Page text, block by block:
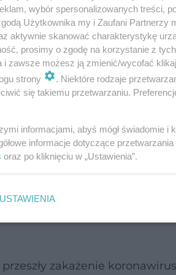
którzy byli poddani
19, tym bardziej zostały
w wyniku
są wynikiem
poprawę funkcji
twierdzą jednak, że
zakażenie
wybór spersonalizowanych treści,
Użytkownika my i Zaufani Partnerzy
aktywnie skanować charakterystykę
prosimy o zgodę na korzystanie z
i zawsze możesz ją zmienić/wycofać
strony
. Niektóre rodzaje
się takiemu przetwarzaniu.
informacjami, abyś mógł świadomie
informacje dotyczące
oraz po kliknięciu w „Ustawienia”.
USTAWIENIA